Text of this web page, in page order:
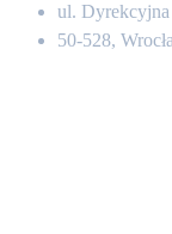
ul. Dyrekcyjna
50-528,